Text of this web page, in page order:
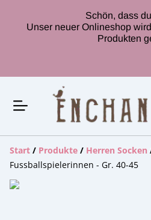
Schön, dass
Unser neuer Onlineshop
Produkten
Start / Produkte / Herren Socken
Fussballspielerinnen - Gr. 40-45